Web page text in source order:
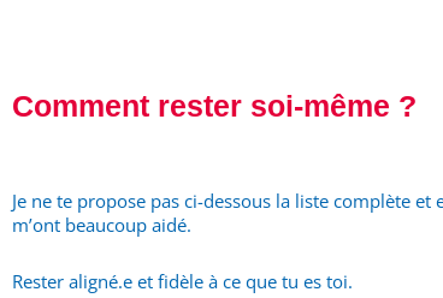
Comment rester soi-même ?
Je ne te propose pas ci-dessous la liste complète
m’ont beaucoup aidé.
Rester aligné.e et fidèle à ce que tu es toi.